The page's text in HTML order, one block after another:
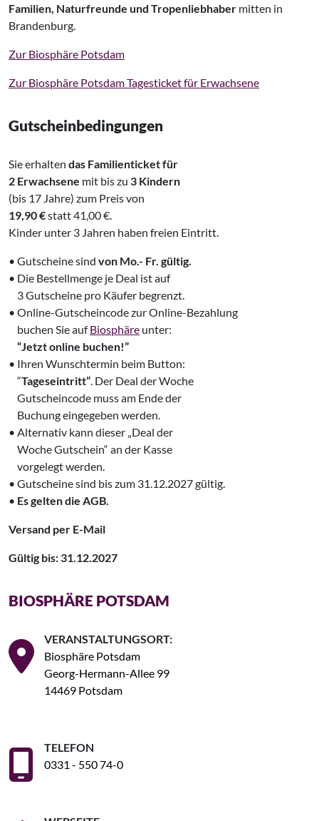
Familien, Naturfreunde und Tropenliebhaber mitten in
Brandenburg.
Zur Biosphäre Potsdam
Zur Biosphäre Potsdam Tagesticket für Erwachsene
Gutscheinbedingungen
Sie erhalten das Familienticketfür
2 Erwachsene mit bis zu 3 Kindern
(bis 17 Jahre) zum Preis von
19,90 €statt 41,00 €.
Kinder unter 3 Jahren haben freien Eintritt.
• Gutscheine sind von Mo.- Fr. gültig.
• Die Bestellmenge je Deal ist auf
‌‌ 3 Gutscheine pro Käufer begrenzt.
• Online-Gutscheincode zur Online-Bezahlung
‌‌ buchen Sie aufBiosphäre unter:
‌‌ “Jetzt online buchen!”
• Ihren Wunschtermin beim Button:
‌‌ “Tageseintritt” . Der Deal der Woche
‌‌ Gutscheincode muss am Ende der
‌‌ Buchung eingegeben werden.
‌‌• Alternativ kann dieser „Deal der
‌‌ Woche Gutschein“ an der Kasse
‌‌ vorgelegt werden.
• Gutscheine sind bis zum 31.12.2027 gültig.
‌• Es gelten die AGB.
Versand per E-Mail
Gültig bis: 31.12.2027
BIOSPHÄRE POTSDAM
VERANSTALTUNGSORT:
Biosphäre Potsdam
Georg-Hermann-Allee 99
14469 Potsdam
TELEFON
0331 - 550 74-0